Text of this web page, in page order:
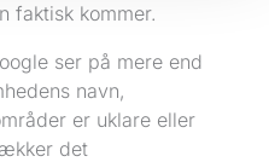
faktisk kommer.
ser på mere end
navn,
er uklare eller
det